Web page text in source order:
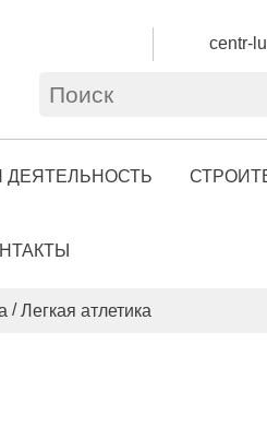
centr-
/Легкая атлетика